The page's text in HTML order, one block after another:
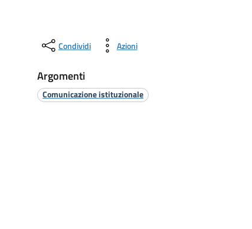
Condividi Azioni
Argomenti
Comunicazione istituzionale